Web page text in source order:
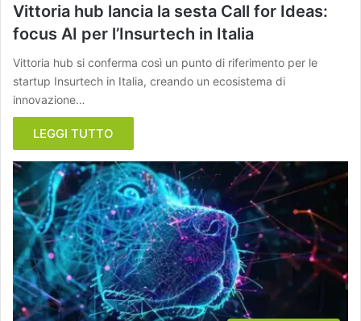
Vittoria hub lancia la sesta Call for Ideas:
focus AI per l’Insurtech in Italia
Vittoria hub si conferma così un punto di riferimento per le
startup Insurtech in Italia, creando un ecosistema di
innovazione…
LEGGI TUTTO